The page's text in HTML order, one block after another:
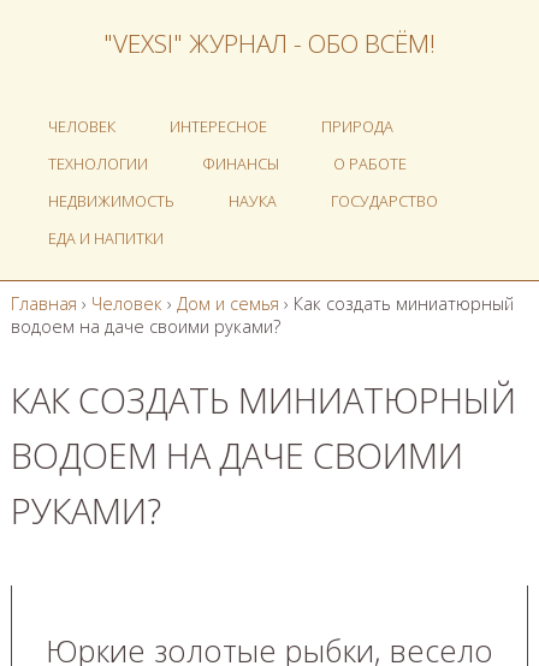
"VEXSI" ЖУРНАЛ - ОБО ВСЁМ!
ЧЕЛОВЕК ИНТЕРЕСНОЕ
ПРИРОДА
ТЕХНОЛОГИИ
ФИНАНСЫ
О РАБОТЕ
НЕДВИЖИМОСТЬ
НАУКА
ГОСУДАРСТВО
ЕДА И НАПИТКИ
Главная › Человек › Дом и семья › Как создать миниатюрный
водоем на даче своими руками?
КАК СОЗДАТЬ МИНИАТЮРНЫЙ
ВОДОЕМ НА ДАЧЕ СВОИМИ
РУКАМИ?
Юркие золотые рыбки, весело